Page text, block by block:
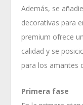
Además, se
decorativas para
premium ofrece
calidad y se
para los amantes
Primera fase